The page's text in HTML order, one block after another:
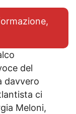
del
davvero
ci
Meloni,